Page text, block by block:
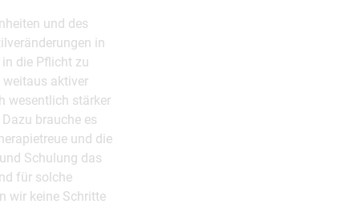
und des
in
in die Pflicht zu
weitaus aktiver
wesentlich stärker
brauche es
und die
Schulung das
für solche
wir keine Schritte